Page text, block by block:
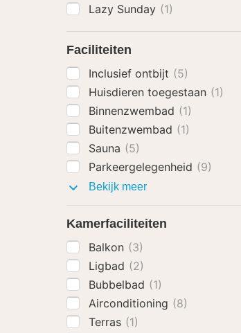
Lazy Sunday (1)
Faciliteiten
Inclusief ontbijt (5)
Huisdieren toegestaan (1)
Binnenzwembad (1)
Buitenzwembad (1)
Sauna (5)
Parkeergelegenheid (9)
Bekijk meerFaciliteiten
Kamerfaciliteiten
Balkon (3)
Ligbad (2)
Bubbelbad (1)
Airconditioning (8)
Terras (1)